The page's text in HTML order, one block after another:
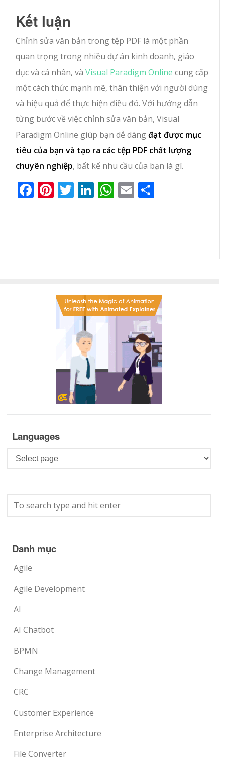
Kết luận
Chỉnh sửa văn bản trong tệp PDF là một phần
quan trọng trong nhiều dự án kinh doanh, giáo
dục và cá nhân, và Visual Paradigm Online cung cấp
một cách thức mạnh mẽ, thân thiện với người dùng
và hiệu quả để thực hiện điều đó. Với hướng dẫn
từng bước về việc chỉnh sửa văn bản, Visual
Paradigm Online giúp bạn dễ dàngđạt được mục
tiêu của bạn và tạo ra các tệp PDF chất lượng
chuyên nghiệp, bất kể nhu cầu của bạn là gì.
Facebook
Pinterest
Twitter
LinkedIn
WhatsApp
Email
Languages
Languages
Danh mục
Agile
Agile Development
AI
AI Chatbot
BPMN
Change Management
CRC
Customer Experience
Enterprise Architecture
File Converter